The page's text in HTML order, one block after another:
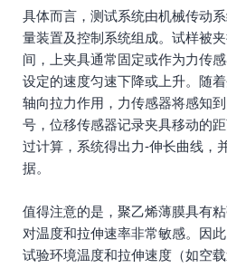
具体而言，测试系统由机械传动
量装置及控制系统组成。试样被
间，上夹具通常固定或作为力传
设定的速度匀速下降或上升。随
轴向拉力作用，力传感器将感知
号，位移传感器记录夹具移动的
过计算，系统得出力-伸长曲线，
据。
值得注意的是，聚乙烯薄膜具有
对温度和拉伸速率非常敏感。因
试验环境温度和拉伸速度（如空